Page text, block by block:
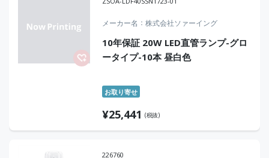
メーカー名 株式会社ソァーイング
10年保証 20W LED直管ランプ-グロ
ータイプ-10本 昼白色
お取り寄せ
¥25,441 (税抜)
226760